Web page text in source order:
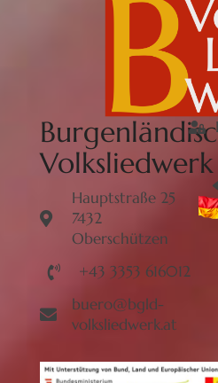
Volksliedwerk
Hauptstraße 25
7432
Oberschützen
+43 3353 616012
buero@bgld-
volksliedwerk.at